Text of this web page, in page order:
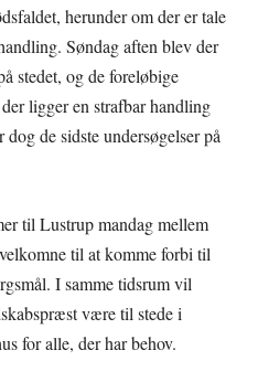
herunder om der er tale
Søndag aften blev der
stedet, og de foreløbige
ligger en strafbar handling
de sidste undersøgelser på
til Lustrup mandag mellem
til at komme forbi til
I samme tidsrum vil
være til stede i
for alle, der har behov.